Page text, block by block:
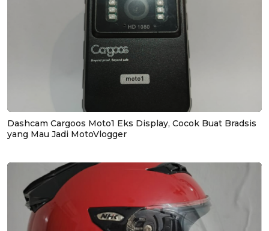
Dashcam Cargoos Moto1 Eks Display, Cocok Buat Bradsis
yang Mau Jadi MotoVlogger